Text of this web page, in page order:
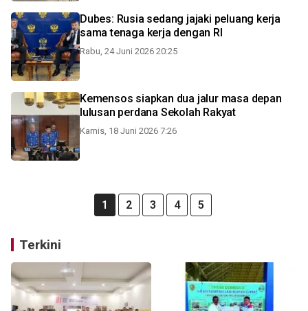
Dubes: Rusia sedang jajaki peluang kerja
sama tenaga kerja dengan RI
Rabu, 24 Juni 2026 20:25
Kemensos siapkan dua jalur masa depan
lulusan perdana Sekolah Rakyat
Kamis, 18 Juni 2026 7:26
1 2 3 4 5
Terkini